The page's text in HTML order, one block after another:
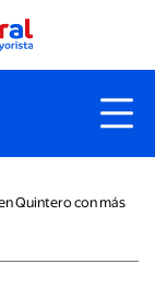
Quintero con más